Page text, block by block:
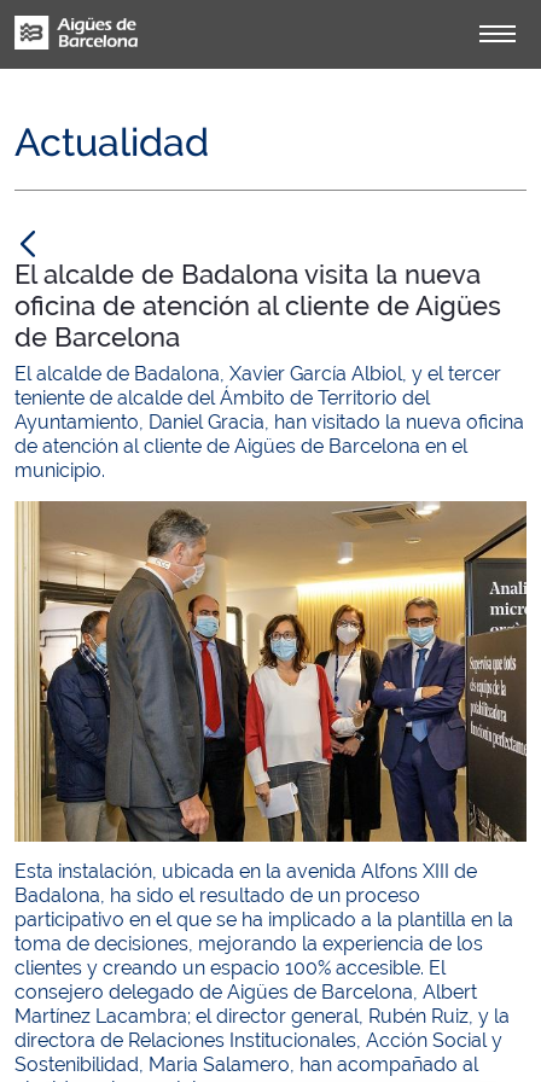
Actualidad
El alcalde de Badalona visita la nueva
oficina de atención al cliente de Aigües
de Barcelona
El alcalde de Badalona, Xavier García Albiol, y el tercer
teniente de alcalde del Ámbito de Territorio del
Ayuntamiento, Daniel Gracia, han visitado la nueva oficina
de atención al cliente de Aigües de Barcelona en el
municipio.
Esta instalación, ubicada en la avenida Alfons XIII de
Badalona, ha sido el resultado de un proceso
participativo en el que se ha implicado a la plantilla en la
toma de decisiones, mejorando la experiencia de los
clientes y creando un espacio 100% accesible. El
consejero delegado de Aigües de Barcelona, Albert
Martínez Lacambra; el director general, Rubén Ruiz, y la
directora de Relaciones Institucionales, Acción Social y
Sostenibilidad, Maria Salamero, han acompañado al